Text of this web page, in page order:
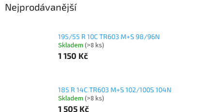
Nejprodávanější
195/55 R 10C TR603 M+S 98/96N
Skladem (>8 ks)
1 150 Kč
185 R 14C TR603 M+S 102/100S 104N
Skladem (>8 ks)
1 505 Kč